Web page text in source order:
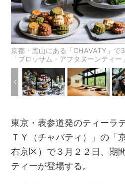
京都・嵐山にある「CHAVATY」で
「ブロッサム・アフタヌーンティー」
東京・表参道発のティーラ
ＴＹ（チャバティ）」の「
右京区）で３月２２日、期
ティーが登場する。